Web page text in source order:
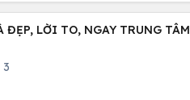
ĐẸP, LỜI TO, NGAY TRUNG TÂM
3